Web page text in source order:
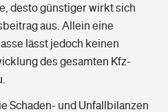
desto günstiger wirkt sich
aus. Allein eine
lässt jedoch keinen
des gesamten Kfz-
Schaden- und Unfallbilanzen